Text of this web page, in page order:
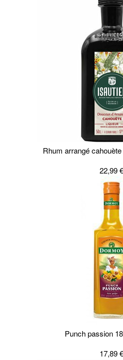
Rhum arrangé
22,99 €
Punch passion
17,89 €